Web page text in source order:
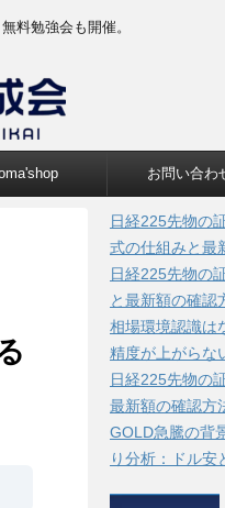
料勉強会も開催。
お問い合わ
日経225先物の
式の仕組みと最
日経225先物の
と最新額の確認
相場環境認識は
精度が上がらな
日経225先物の
最新額の確認方
GOLD急騰の背
り分析：ドル安